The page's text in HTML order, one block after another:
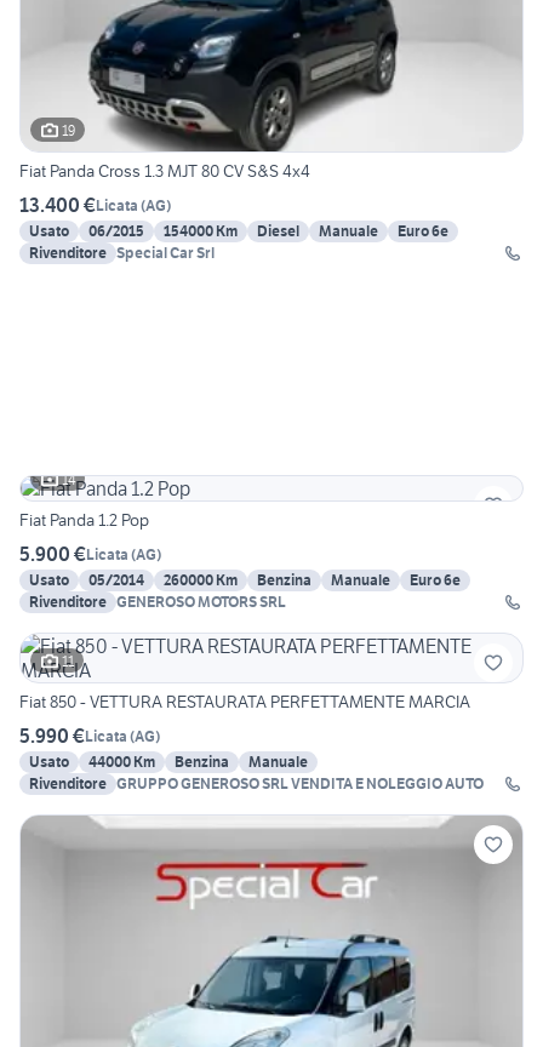
19
Fiat Panda Cross 1.3 MJT 80 CV S&S 4x4
13.400 €Licata (AG)
Usato
06/2015 154000 Km Diesel Manuale
Euro 6e
Rivenditore Special Car Srl
14
Fiat Panda 1.2 Pop
5.900 €Licata (AG)
Usato
05/2014 260000 Km Benzina Manuale
Euro 6e
Rivenditore GENEROSO MOTORS SRL
11
Fiat 850 - VETTURA RESTAURATA PERFETTAMENTE MARCIA
5.990 €Licata (AG)
Usato
44000 Km Benzina
Manuale
Rivenditore GRUPPO GENEROSO SRL VENDITA E NOLEGGIO AUTO